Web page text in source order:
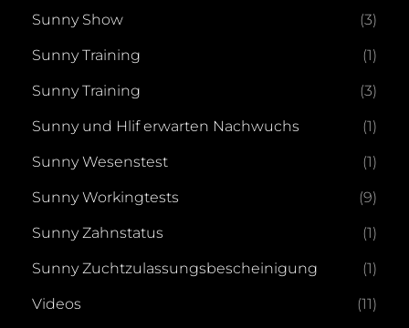
Sunny Show (3)
Sunny Training (1)
Sunny Training (3)
Sunny und Hlif erwarten Nachwuchs (1)
Sunny Wesenstest (1)
Sunny Workingtests (9)
Sunny Zahnstatus (1)
Sunny Zuchtzulassungsbescheinigung (1)
Videos (11)